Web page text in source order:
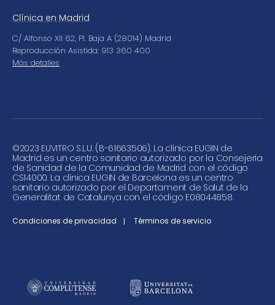
Clínica en Madrid
C/ Alfonso XII 62, Pl. Baja A (28014) Madrid
Reproducción Asistida: 913 360 400
Más detalles
©2023 EUVITRO S.L.U. (B-61663506). La clínica EUGIN de
Madrid es un centro sanitario autorizado por la Consejería
de Sanidad de la Comunidad de Madrid con el código
CS14000. La clínica EUGIN de Barcelona es un centro
sanitario autorizado por el Departament de Salut de la
Generalitat de Catalunya con el código E08044858.
Condiciones de privacidad Términos de servicio